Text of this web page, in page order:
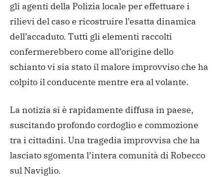
gli agenti della Polizia locale per effettuare i
rilievi del caso e ricostruire l’esatta dinamica
dell’accaduto. Tutti gli elementi raccolti
confermerebbero come all’origine dello
schianto vi sia stato il malore improvviso che ha
colpito il conducente mentre era al volante.
La notizia si è rapidamente diffusa in paese,
suscitando profondo cordoglio e commozione
tra i cittadini. Una tragedia improvvisa che ha
lasciato sgomenta l’intera comunità di Robecco
sul Naviglio.